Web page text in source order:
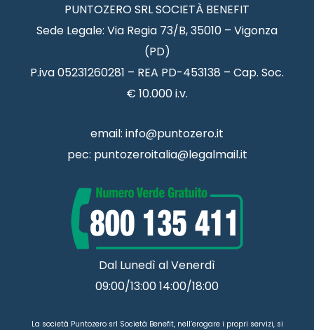
PUNTOZERO SRL SOCIETÀ BENEFIT
Sede Legale: Via Regia 73/B, 35010 – Vigonza
(PD)
P.iva 05231260281 – REA PD-453138 – Cap. Soc.
€ 10.000 i.v.
email: info@puntozero.it
pec: puntozeroitalia@legalmail.it
Dal Lunedì al Venerdì
09:00/13:00 14:00/18:00
La società Puntozero srl Società Benefit, nell’erogare i propri servizi, si